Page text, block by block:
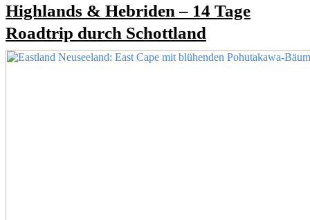
Highlands & Hebriden – 14 Tage
Roadtrip durch Schottland